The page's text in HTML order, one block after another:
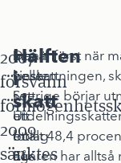
2007
försvann
2009
sänktes
Innan
vinsten
i
ett
bolag
når
Inte
heller
sett
ur
ett
EU-
Hälften
i
skatt
Det är först när
beskattningen,
Sverige börjar
totalt 48,4
ägaren har alltså